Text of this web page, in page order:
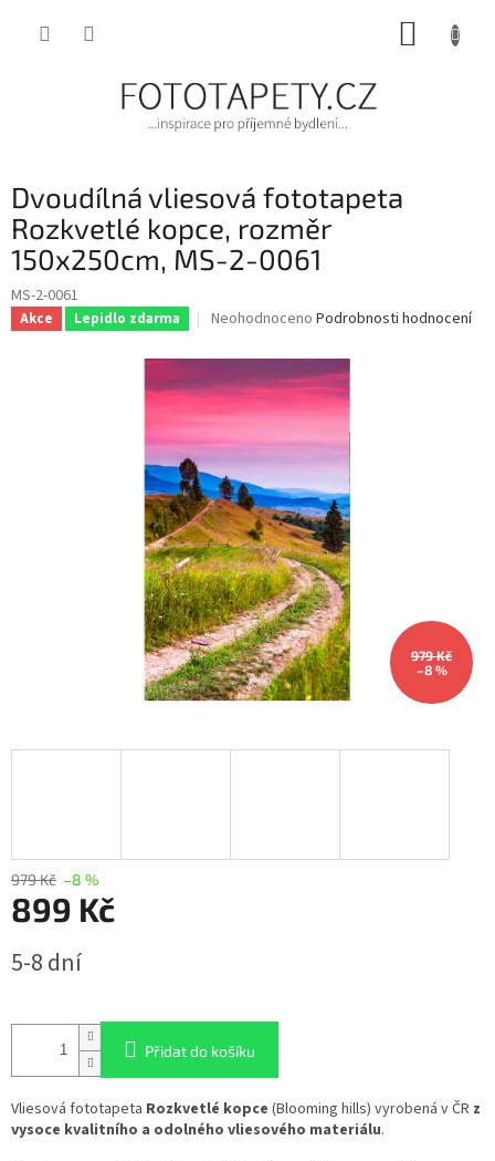
Dvoudílná vliesová fototapeta
Rozkvetlé kopce, rozměr
150x250cm, MS-2-0061
MS-2-0061
Akce Lepidlo zdarma
Průměrné
produktu
je
0,0
z
5
hvězdiček.
Neohodnoceno Podrobnosti hodnocení
979 Kč
–8 %
979 Kč –8 %
899 Kč
cena:
5-8 dní
Přidat do košíku
Vliesová fototapeta Rozkvetlé kopce (Blooming hills) vyrobená v ČR z
vysoce kvalitního a odolného vliesového materiálu.